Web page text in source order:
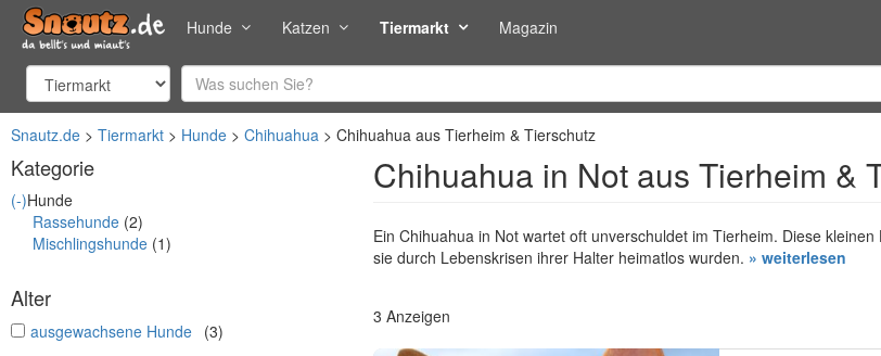
Hunde Katzen Tiermarkt Magazin
Snautz.de Tiermarkt Hunde Chihuahua Chihuahua aus Tierheim & Tierschutz
Kategorie
(-)Hunde
Rassehunde (2)
Mischlingshunde (1)
Alter
undefined
ausgewachsene Hunde (3)
Chihuahua in Not aus Tierheim &
Ein Chihuahua in Not wartet oft unverschuldet im Tierheim. Diese
sie durch Lebenskrisen ihrer Halter heimatlos wurden. » weiterlesen
3 Anzeigen